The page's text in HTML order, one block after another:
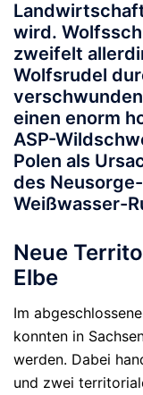
wird.
zweifelt
Wolfsrudel
einen enorm
ASP-
Polen als
des
Weißwasser-
Neue
Elbe
Im
konnten in
werden. Dabei
und zwei